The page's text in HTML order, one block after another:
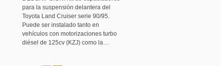
para la suspensión delantera del
Toyota Land Cruiser serie 90/95.
Puede ser instalado tanto en
vehículos con motorizaciones turbo
diésel de 125cv (KZJ) como la…